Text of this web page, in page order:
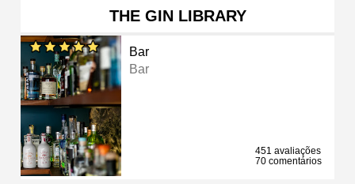
THE GIN LIBRARY
Bar
Bar
451 avaliações
70 comentários